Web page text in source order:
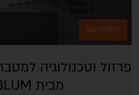
התחילו כאן
פרזול וטכנולוגיה
מבית BLUM